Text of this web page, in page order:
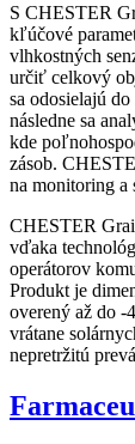
S CHESTER
kľúčové
vlhkostných
určiť celkový
sa odosielajú
následne sa
kde
zásob.
na monitoring a
CHESTER
vďaka
operátorov
Produkt je
overený až do -
vrátane
nepretržitú